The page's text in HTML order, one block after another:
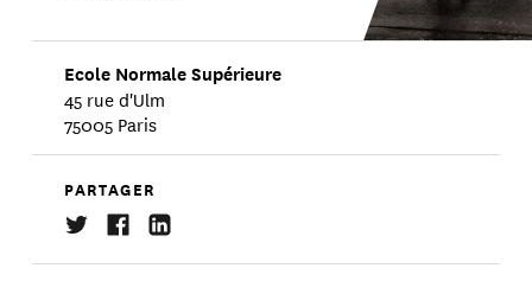
Ecole Normale Supérieure
45 rue d'Ulm
75005 Paris
PARTAGER